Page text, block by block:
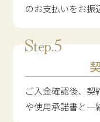
のお支払いをお振
ご入金確認後、契
や使用承諾書と一